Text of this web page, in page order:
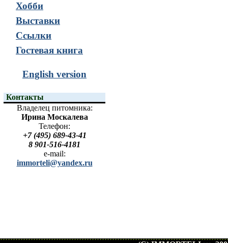
Хобби
Выставки
Ссылки
Гостевая книга
English version
Контакты
Владелец питомника:
Ирина Москалева
Телефон:
+7 (495) 689-43-41
8 901-516-4181
e-mail:
immorteli@yandex.ru